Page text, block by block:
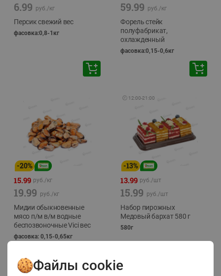
6.99 руб./кг
Персик свежий вес
фасовка:0,8-1кг
59.99 руб./кг
Форель стейк
полуфабрикат,
охлажденный
фасовка:0,15-0,6кг
-20%
15.99 руб./кг
19.99 руб./кг
Мидии обыкновенные
мясо п/м в/м водные
беспозвоночные Vici вес
фасовка: 0,15-0,65кг
🕘 12:00-21:00
-13%
13.99 руб./шт
15.99 руб./шт
Набор пирожных
Медовый бархат 580 г
580г
Файлы cookie